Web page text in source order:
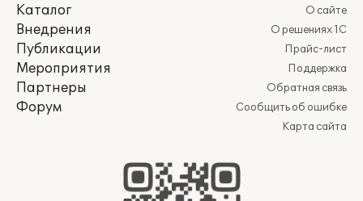
Каталог
Внедрения
Публикации
Мероприятия
Партнеры
Форум
О сайте
О решениях 1С
Прайс-лист
Поддержка
Обратная связь
Сообщить об ошибке
Карта сайта